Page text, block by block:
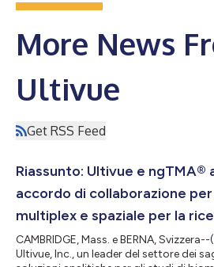
More News
Ultivue
Get RSS Feed
Riassunto: Ultivue e ngTMA®
accordo di collaborazione
multiplex e spaziale per la
CAMBRIDGE, Mass. e BERNA, Svizzera--(
Ultivue, Inc., un leader del settore dei